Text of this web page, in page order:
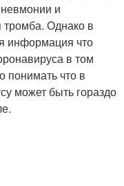
и
тромба. Однако в
информация что
в том
понимать что в
может быть гораздо